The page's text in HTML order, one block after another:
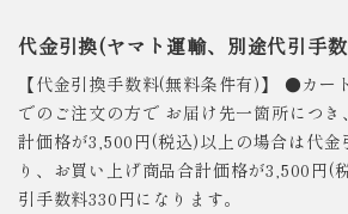
代金引換(ヤマト運輸、別途代引手
【代金引換手数料(無料条件有)】 ●カー
でのご注文の方で お届け先一箇所につ
計価格が3,500円(税込)以上の場合は代金
り、お買い上げ商品合計価格が3,500円(
引手数料330円になります。